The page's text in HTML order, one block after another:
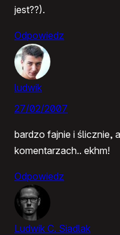
jest??).
Odpowiedz
ludwik
27/02/2007
bardzo fajnie i ślicznie,
komentarzach.. ekhm!
Odpowiedz
Ludwik C. Siadlak